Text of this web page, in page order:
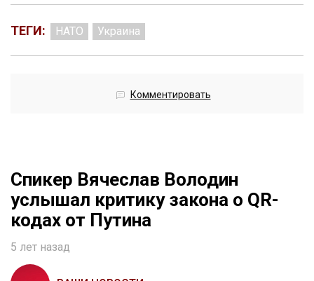
ТЕГИ: НАТО Украина
Комментировать
Спикер Вячеслав Володин
услышал критику закона о QR-
кодах от Путина
5 лет назад